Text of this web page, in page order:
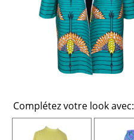
Complétez votre look avec: